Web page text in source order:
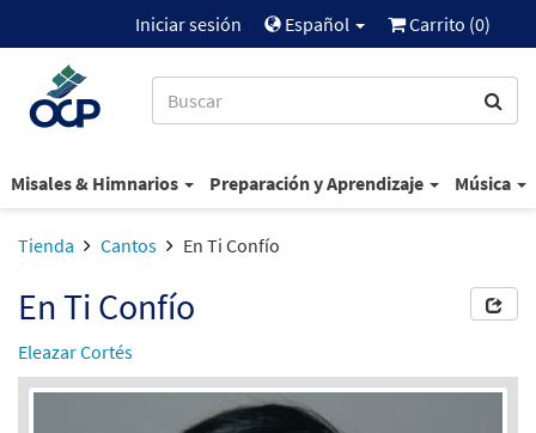
Iniciar sesión Español Carrito (0)
Misales & Himnarios Preparación y Aprendizaje Música
Tienda Cantos En Ti Confío
En Ti Confío
Eleazar Cortés